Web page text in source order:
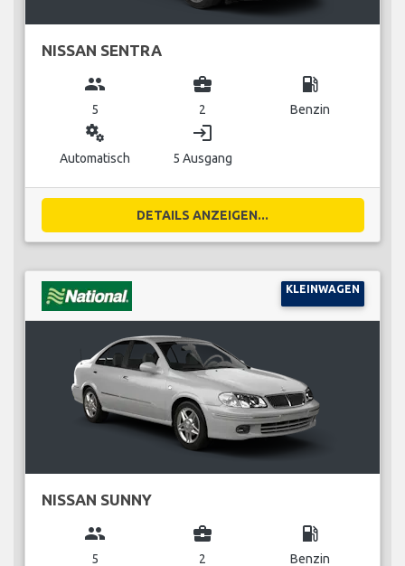
NISSAN SENTRA
group
5
business_center
2
local_gas_station
Benzin
miscellaneous_services
Automatisch
login
5 Ausgang
DETAILS ANZEIGEN...
KLEINWAGEN
NISSAN SUNNY
group
5
business_center
2
local_gas_station
Benzin